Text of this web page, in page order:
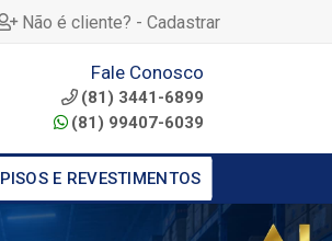
Não é cliente? - Cadastrar
Fale Conosco
(81) 3441-6899
(81) 99407-6039
PISOS E REVESTIMENTOS